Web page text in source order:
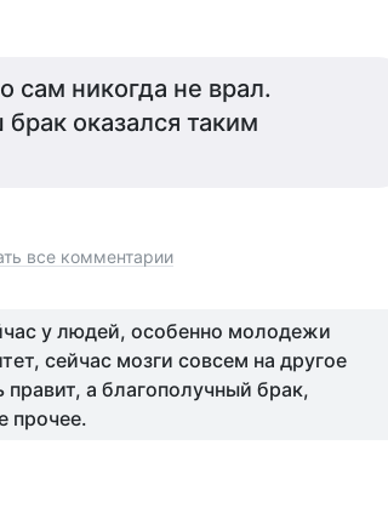
сам никогда не врал.
оказался таким
все комментарии
у людей, особенно молодежи
сейчас мозги совсем на другое
а благополучный брак,
прочее.